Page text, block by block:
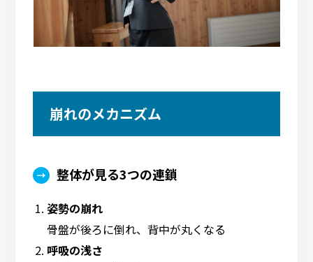
崩れのメカニズム
整体が見る3つの連鎖
姿勢の崩れ
骨盤が後ろに倒れ、背中が丸くなる
呼吸の浅さ